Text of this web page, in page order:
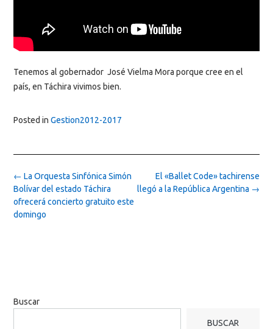
Tenemos al gobernador José Vielma Mora porque cree en el
país, en Táchira vivimos bien.
Posted in Gestion2012-2017
Post
navigation
El «Ballet Code» tachirense
llegó a la República Argentina →
← La Orquesta Sinfónica Simón
Bolívar del estado Táchira
ofrecerá concierto gratuito este
domingo
Buscar
BUSCAR